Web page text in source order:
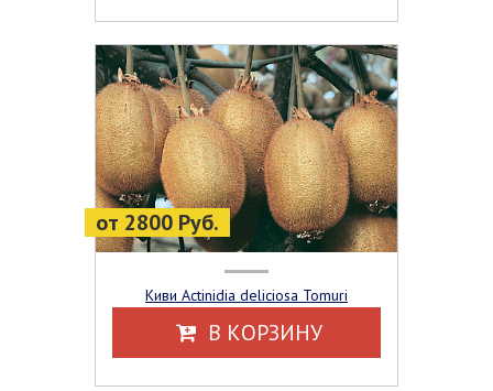
от 2800 Руб.
Киви Actinidia deliciosa Tomuri
В КОРЗИНУ